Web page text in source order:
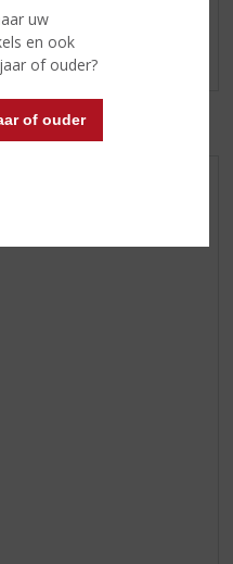
uw
en ook
of ouder?
of ouder
voor dit product